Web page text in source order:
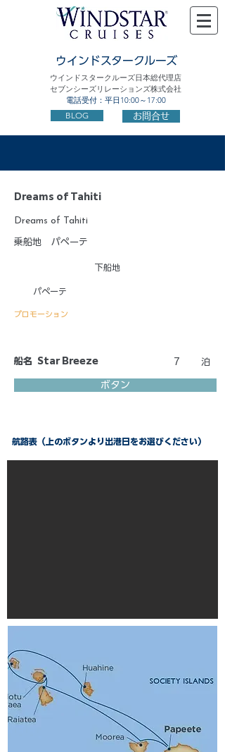
ウインドスタークルーズ
ウインドスタークルーズ日本総代理店
セブンシーズリレーションズ株式会社
電話受付：平日10:00～17:00
BLOG お問合せ
Dreams of Tahiti
Dreams of Tahiti
乗船地 パペーテ
下船地
パペーテ
プロモーション
船名 Star Breeze 7 泊
ボタン
航路表（上のボタンより出港日をお選びください）